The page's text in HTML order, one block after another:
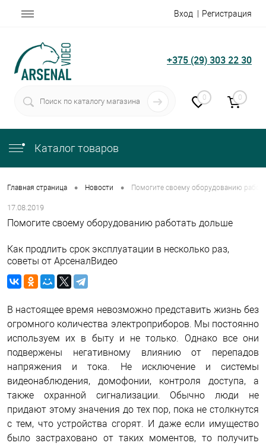
Вход Регистрация
+375 (29) 303 22 30
0 0
Каталог товаров
Главная страница • Новости • Помогите своему оборудованию
17.08.2019
Помогите своему оборудованию работать дольше
Как продлить срок эксплуатации в несколько раз,
советы от АрсеналВидео
В настоящее время невозможно представить жизнь без
огромного количества электроприборов. Мы постоянно
используем их в быту и не только. Однако все они
подвержены негативному влиянию от перепадов
напряжения и тока. Не исключение и системы
видеонаблюдения, домофонии, контроля доступа, а
также охранной сигнализации. Обычно люди не
придают этому значения до тех пор, пока не столкнутся
с тем, что устройства сгорят. И даже если имущество
было застраховано от таких моментов, то получить